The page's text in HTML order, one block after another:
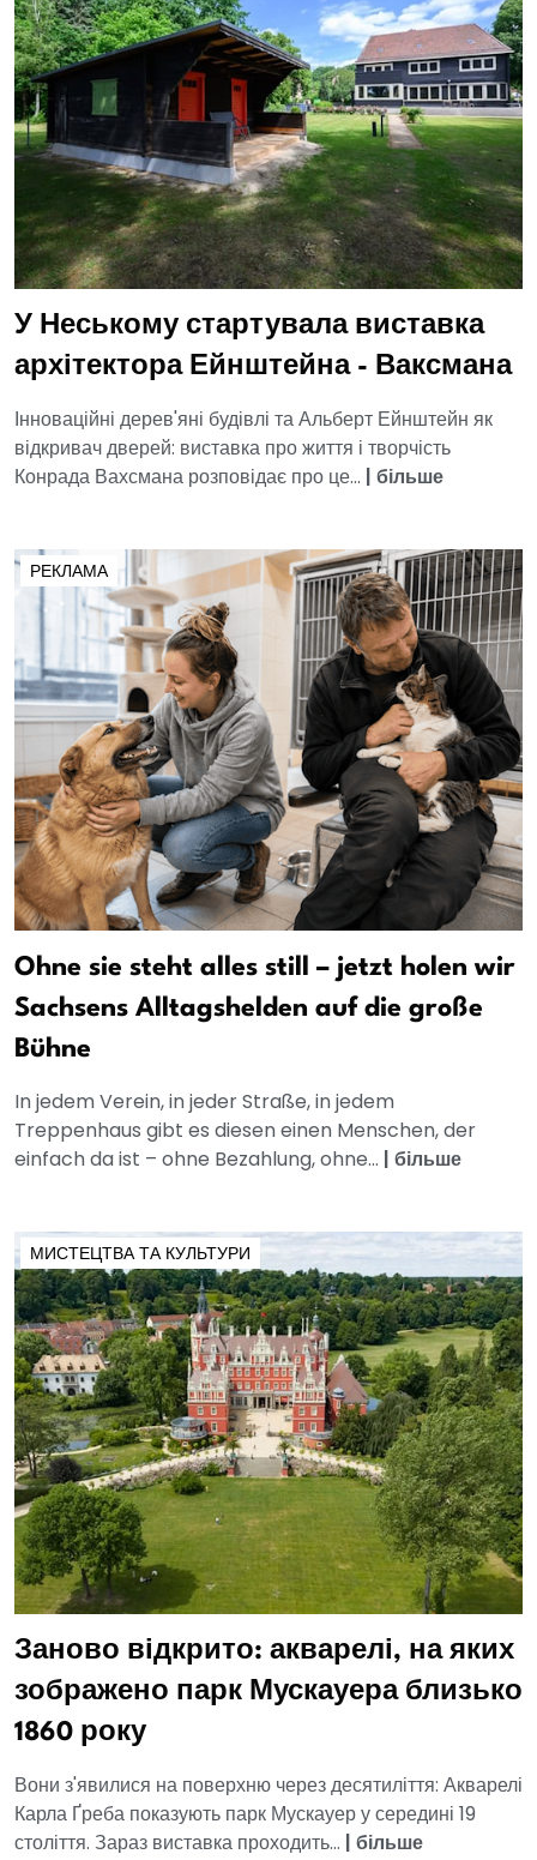
У Неському стартувала виставка
архітектора Ейнштейна - Ваксмана
Інноваційні дерев'яні будівлі та Альберт Ейнштейн як
відкривач дверей: виставка про життя і творчість
Конрада Вахсмана розповідає про це... | більше
РЕКЛАМА
Ohne sie steht alles still – jetzt holen wir
Sachsens Alltagshelden auf die große
Bühne
In jedem Verein, in jeder Straße, in jedem
Treppenhaus gibt es diesen einen Menschen, der
einfach da ist – ohne Bezahlung, ohne... | більше
МИСТЕЦТВА ТА КУЛЬТУРИ
Заново відкрито: акварелі, на яких
зображено парк Мускауера близько
1860 року
Вони з'явилися на поверхню через десятиліття: Акварелі
Карла Ґреба показують парк Мускауер у середині 19
століття. Зараз виставка проходить... | більше